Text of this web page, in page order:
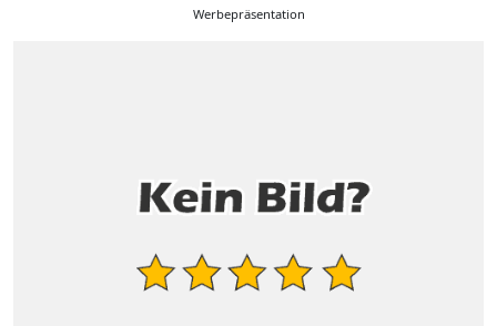
Werbepräsentation